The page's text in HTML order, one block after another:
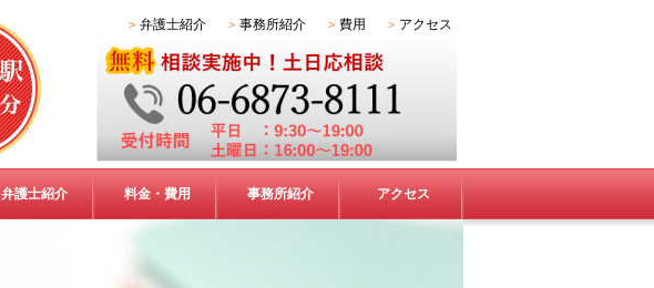
弁護士紹介 事務所紹介 費用 アクセス
弁護士紹介 料金・費用 事務所紹介 アクセス